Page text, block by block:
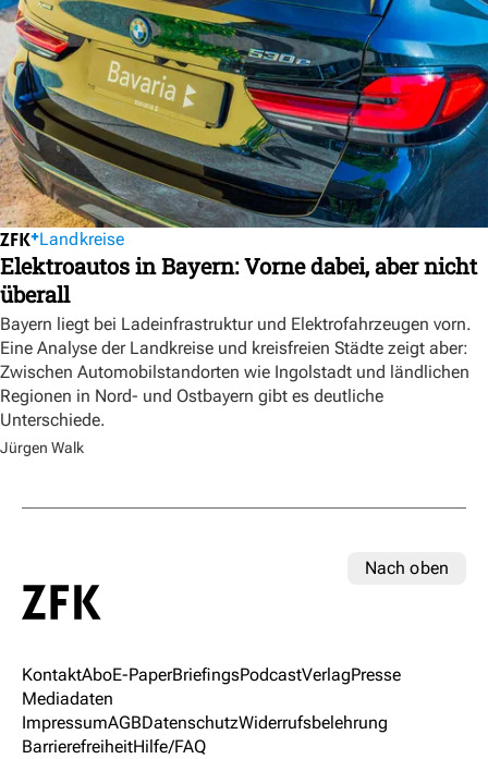
Landkreise
Elektroautos in Bayern: Vorne dabei, aber nicht
überall
Bayern liegt bei Ladeinfrastruktur und Elektrofahrzeugen vorn.
Eine Analyse der Landkreise und kreisfreien Städte zeigt aber:
Zwischen Automobilstandorten wie Ingolstadt und ländlichen
Regionen in Nord- und Ostbayern gibt es deutliche
Unterschiede.
Jürgen Walk
Nach oben
KontaktAboE-PaperBriefingsPodcastVerlagPresse
Mediadaten
ImpressumAGBDatenschutzWiderrufsbelehrung
BarrierefreiheitHilfe/FAQ